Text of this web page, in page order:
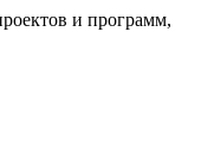
и программ,